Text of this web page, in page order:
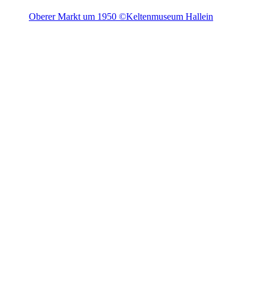
Oberer Markt um 1950 ©Keltenmuseum Hallein